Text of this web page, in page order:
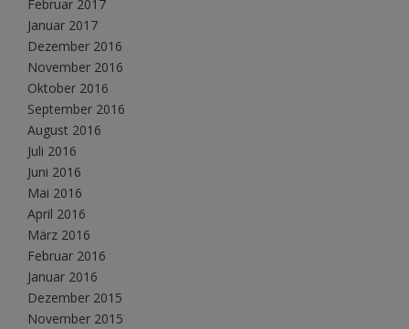
Februar 2017
Januar 2017
Dezember 2016
November 2016
Oktober 2016
September 2016
August 2016
Juli 2016
Juni 2016
Mai 2016
April 2016
März 2016
Februar 2016
Januar 2016
Dezember 2015
November 2015